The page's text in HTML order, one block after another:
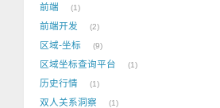
前端 1
前端开发 2
区域-坐标 9
区域坐标查询平台 1
历史行情 1
双人关系洞察 1